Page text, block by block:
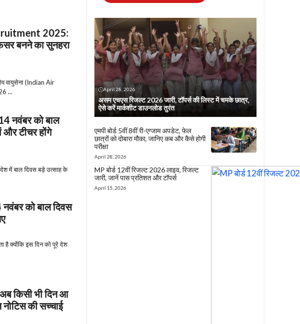
2025:
बनने का सुनहरा
वायुसेना (Indian Air
...
नवंबर को बाल
और टीचर होंगे
में बाल दिवस बड़े उत्साह के
को बाल दिवस
है क्योंकि इस दिन को पूरे देश
किसी भी दिन आ
की सच्चाई
April 28, 2026
असम एचएस रिजल्ट 2026 जारी, टॉपर्स की लिस्ट में चमके छात्र,
ऐसे करें मार्कशीट डाउनलोड तुरंत
एमपी बोर्ड 5वीं 8वीं री-एग्जाम अपडेट, फेल
छात्रों को दोबारा मौका, जानिए कब और कैसे होगी
परीक्षा
April 28, 2026
MP बोर्ड 12वीं रिजल्ट 2026 लाइव, रिजल्ट
जारी, जानें पास प्रतिशत और टॉपर्स
April 15, 2026